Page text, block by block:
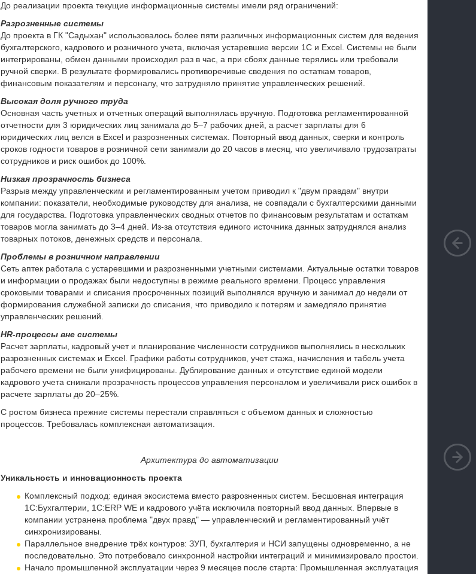
До реализации проекта текущие информационные системы имели ряд ограничений:
Разрозненные системы
До проекта в ГК "Садыхан" использовалось более пяти различных информационных систем для ведения
бухгалтерского, кадрового и розничного учета, включая устаревшие версии 1С и Excel. Системы не были
интегрированы, обмен данными происходил раз в час, а при сбоях данные терялись или требовали
ручной сверки. В результате формировались противоречивые сведения по остаткам товаров,
финансовым показателям и персоналу, что затрудняло принятие управленческих решений.
Высокая доля ручного труда
Основная часть учетных и отчетных операций выполнялась вручную. Подготовка регламентированной
отчетности для 3 юридических лиц занимала до 5–7 рабочих дней, а расчет зарплаты для 6
юридических лиц велся в Excel и разрозненных системах. Повторный ввод данных, сверки и контроль
сроков годности товаров в розничной сети занимали до 20 часов в месяц, что увеличивало трудозатраты
сотрудников и риск ошибок до 100%.
Низкая прозрачность бизнеса
Разрыв между управленческим и регламентированным учетом приводил к "двум правдам" внутри
компании: показатели, необходимые руководству для анализа, не совпадали с бухгалтерскими данными
для государства. Подготовка управленческих сводных отчетов по финансовым результатам и остаткам
товаров могла занимать до 3–4 дней. Из-за отсутствия единого источника данных затруднялся анализ
товарных потоков, денежных средств и персонала.
Проблемы в розничном направлении
Сеть аптек работала с устаревшими и разрозненными учетными системами. Актуальные остатки товаров
и информации о продажах были недоступны в режиме реального времени. Процесс управления
сроковыми товарами и списания просроченных позиций выполнялся вручную и занимал до недели от
формирования служебной записки до списания, что приводило к потерям и замедляло принятие
управленческих решений.
HR-процессы вне системы
Расчет зарплаты, кадровый учет и планирование численности сотрудников выполнялись в нескольких
разрозненных системах и Excel. Графики работы сотрудников, учет стажа, начисления и табель учета
рабочего времени не были унифицированы. Дублирование данных и отсутствие единой модели
кадрового учета снижали прозрачность процессов управления персоналом и увеличивали риск ошибок в
расчете зарплаты до 20–25%.
С ростом бизнеса прежние системы перестали справляться с объемом данных и сложностью
процессов. Требовалась комплексная автоматизация.
Архитектура до автоматизации
Уникальность и инновационность проекта
Комплексный подход: единая экосистема вместо разрозненных систем. Бесшовная интеграция
1С:Бухгалтерии, 1C:ERP WE и кадрового учёта исключила повторный ввод данных. Впервые в
компании устранена проблема "двух правд" — управленческий и регламентированный учёт
синхронизированы.
Параллельное внедрение трёх контуров: ЗУП, бухгалтерия и НСИ запущены одновременно, а не
последовательно. Это потребовало синхронной настройки интеграций и минимизировало простои.
Начало промышленной эксплуатации через 9 месяцев после старта: Промышленная эксплуатация